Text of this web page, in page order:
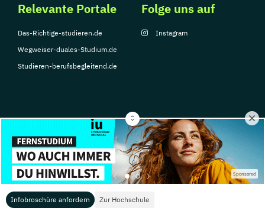
Infobroschüre anfordern Zur Hochschule
Sponsored
Relevante Portale
Das-Richtige-studieren.de
Wegweiser-duales-Studium.de
Studieren-berufsbegleitend.de
Folge uns auf
Instagram
© Copyright 2026, TarGroup Media GmbH
Impressum
Datenschutzerklärung Nutzungsbedingungen